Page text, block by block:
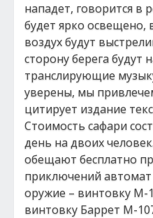
нападет, говорится в
будет ярко освещено,
воздух будут
сторону берега
транслирующие
уверены, мы
цитирует издание
Стоимость сафари
день на двоих
обещают бесплатно
приключений
оружие – винтовку М-
винтовку Баррет М-